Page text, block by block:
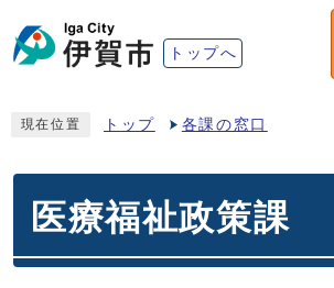
トップへ
現在位置 トップ 各課の窓口
医療福祉政策課